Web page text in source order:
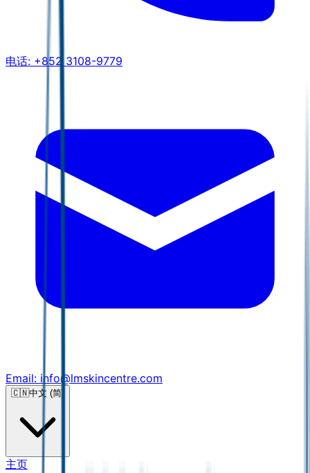
电话: +852 3108-9779
Email: info@lmskincentre.com
🇨🇳中文 (简)
主页